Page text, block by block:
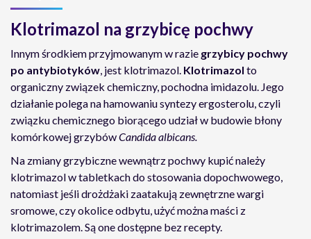
Klotrimazol na grzybicę pochwy
Innym środkiem przyjmowanym w razie grzybicy pochwy
po antybiotyków, jest klotrimazol. Klotrimazol to
organiczny związek chemiczny, pochodna imidazolu. Jego
działanie polega na hamowaniu syntezy ergosterolu, czyli
związku chemicznego biorącego udział w budowie błony
komórkowej grzybówCandida albicans.
Na zmiany grzybiczne wewnątrz pochwy kupić należy
klotrimazol w tabletkach do stosowania dopochwowego,
natomiast jeśli drożdżaki zaatakują zewnętrzne wargi
sromowe, czy okolice odbytu, użyć można maści z
klotrimazolem. Są one dostępne bez recepty.